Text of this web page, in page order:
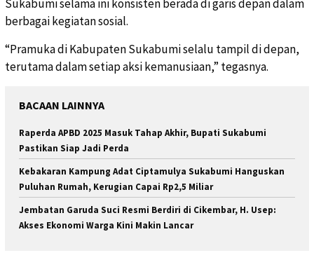
Sukabumi selama ini konsisten berada di garis depan dalam
berbagai kegiatan sosial.
“Pramuka di Kabupaten Sukabumi selalu tampil di depan,
terutama dalam setiap aksi kemanusiaan,” tegasnya.
BACAAN LAINNYA
Raperda APBD 2025 Masuk Tahap Akhir, Bupati Sukabumi
Pastikan Siap Jadi Perda
Kebakaran Kampung Adat Ciptamulya Sukabumi Hanguskan
Puluhan Rumah, Kerugian Capai Rp2,5 Miliar
Jembatan Garuda Suci Resmi Berdiri di Cikembar, H. Usep:
Akses Ekonomi Warga Kini Makin Lancar